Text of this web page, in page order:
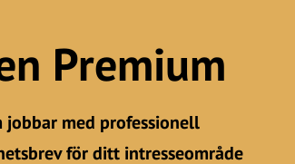
Premium
med professionell
för ditt intresseområde